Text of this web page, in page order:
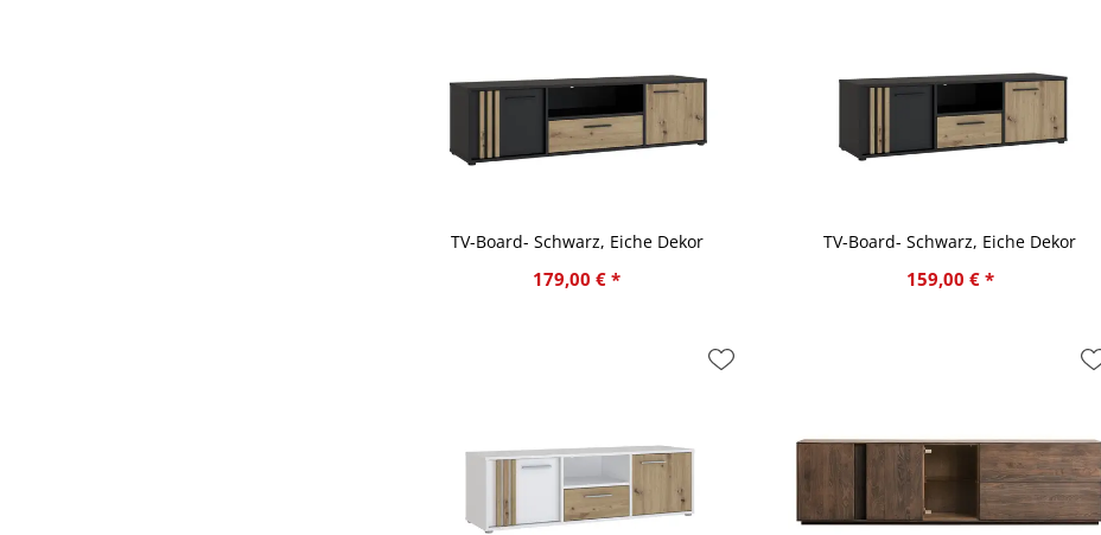
TV-Board- Schwarz, Eiche Dekor
179,00 € *
TV-Board- Schwarz, Eiche Dekor
159,00 € *